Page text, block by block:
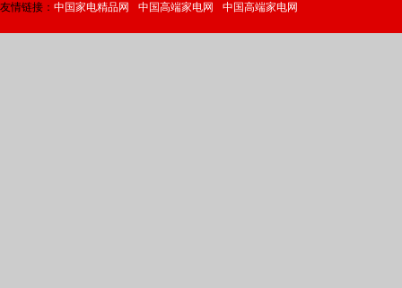
友情链接： 中国家电精品网 中国高端家电网 中国高端家电网